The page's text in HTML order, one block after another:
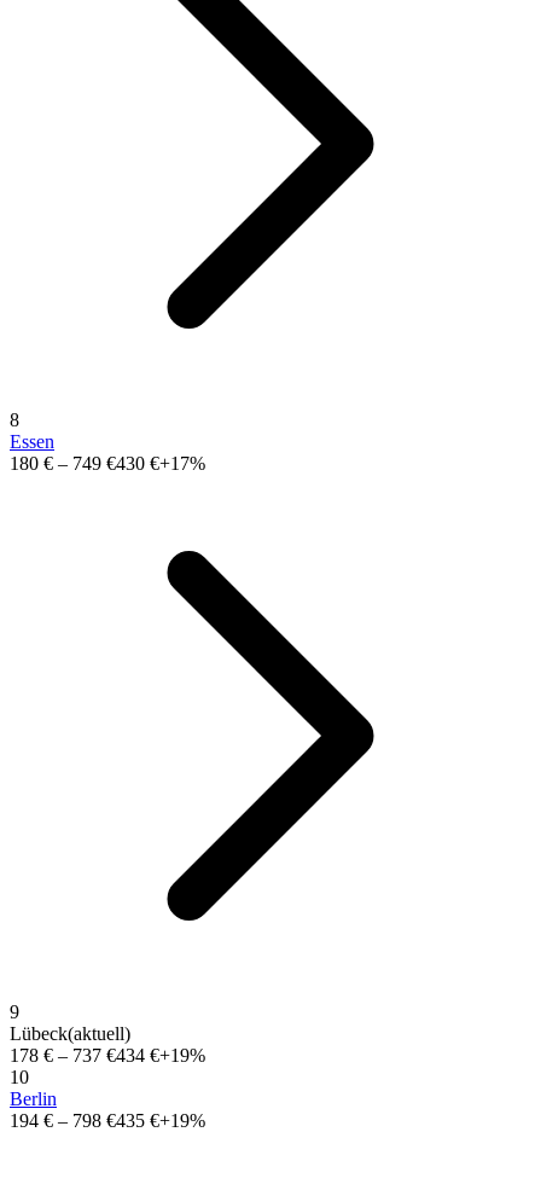
8
Essen
180 € – 749 €430 €+17%
9
Lübeck(aktuell)
178 € – 737 €434 €+19%
10
Berlin
194 € – 798 €435 €+19%